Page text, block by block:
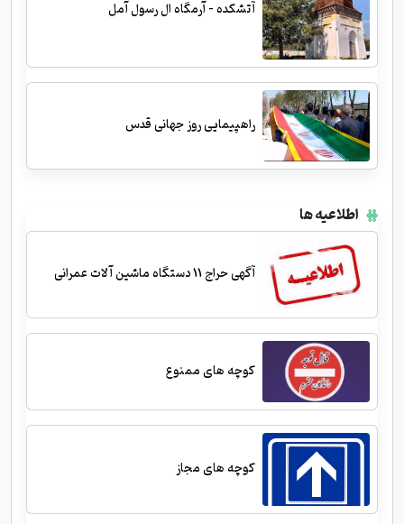
آتشکده - آرمگاه ال رسول آمل
راهپیمایی روز جهانی قدس
اطلاعیه ها
آگهی حراج 11 دستگاه ماشین آلات عمرانی
کوچه های ممنوع
کوچه های مجاز